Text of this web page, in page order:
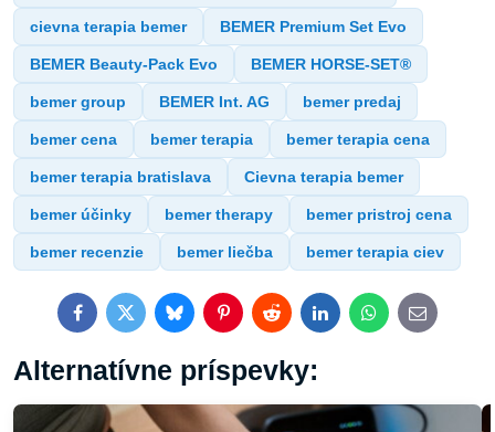
cievna terapia bemer BEMER Premium Set Evo
BEMER Beauty-Pack Evo BEMER HORSE-SET®
bemer group BEMER Int. AG bemer predaj
bemer cena bemer terapia bemer terapia cena
bemer terapia bratislava Cievna terapia bemer
bemer účinky bemer therapy bemer pristroj cena
bemer recenzie bemer liečba bemer terapia ciev
FacebookTwitterBlueskyPinterestRedditLinkedInWhatsApp
E-
mail
Alternatívne príspevky: